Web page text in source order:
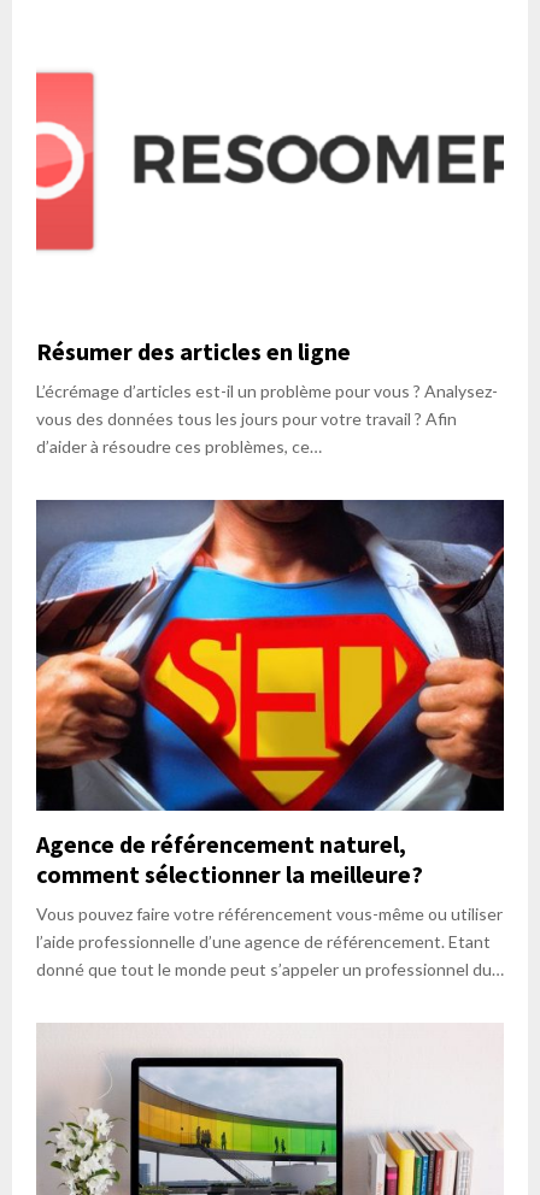
Résumer des articles en ligne
L’écrémage d’articles est-il un problème pour vous ? Analysez-
vous des données tous les jours pour votre travail ? Afin
d’aider à résoudre ces problèmes, ce…
Agence de référencement naturel,
comment sélectionner la meilleure?
Vous pouvez faire votre référencement vous-même ou utiliser
l’aide professionnelle d’une agence de référencement. Etant
donné que tout le monde peut s’appeler un professionnel du…